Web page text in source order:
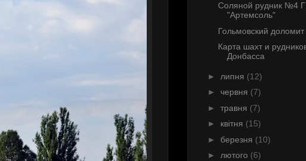
Соляной рудник №4
"Артемсоль"
Гольмовский доломит
Карта шахт и
Донбасса
► липня (12)
► червня (7)
► травня (7)
► квітня (15)
► березня (10)
► лютого (6)